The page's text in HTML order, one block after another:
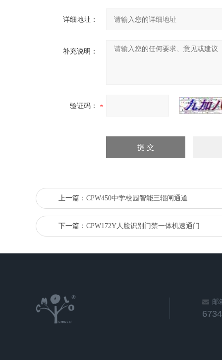
详细地址：
补充说明：
验证码：
上一篇： CPW450中学校园智能三辊闸通道
下一篇： CPW172Y人脸识别门禁一体机速通门
邮